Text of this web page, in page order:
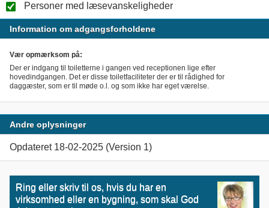
Personer med læsevanskeligheder
Information om adgangsforholdene
Vær opmærksom på:
Der er indgang til toiletterne i gangen ved receptionen lige efter
hovedindgangen. Det er disse toiletfaciliteter der er til rådighed for
daggæster, som er til møde o.l. og som ikke har eget værelse.
Andre oplysninger
Opdateret 18-02-2025 (Version 1)
Ring eller skriv til os, hvis du har en
virksomhed eller en bygning, som skal God